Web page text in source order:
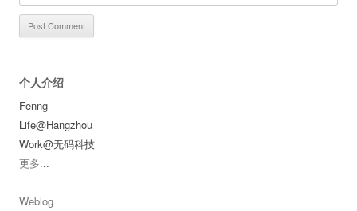
个人介绍
Fenng
Life@Hangzhou
Work@无码科技
更多...
Weblog